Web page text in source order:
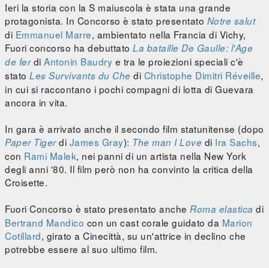
Ieri la storia con la S maiuscola è stata una grande
protagonista. In Concorso è stato presentato Notre salut
di Emmanuel Marre, ambientato nella Francia di Vichy,
Fuori concorso ha debuttato La bataille De Gaulle: l'Age
de ferdi Antonin Baudry e tra le proiezioni speciali c'è
stato Les Survivants du Che di Christophe Dimitri Réveille,
in cui si raccontano i pochi compagni di lotta di Guevara
ancora in vita.
In gara è arrivato anche il secondo film statunitense (dopo
Paper Tigerdi James Gray): The man I Love di Ira Sachs,
con Rami Malek, nei panni di un artista nella New York
degli anni '80. Il film però non ha convinto la critica della
Croisette.
Fuori Concorso è stato presentato anche Roma elastica di
Bertrand Mandico con un cast corale guidato da Marion
Cotillard, girato a Cinecittà, su un'attrice in declino che
potrebbe essere al suo ultimo film.